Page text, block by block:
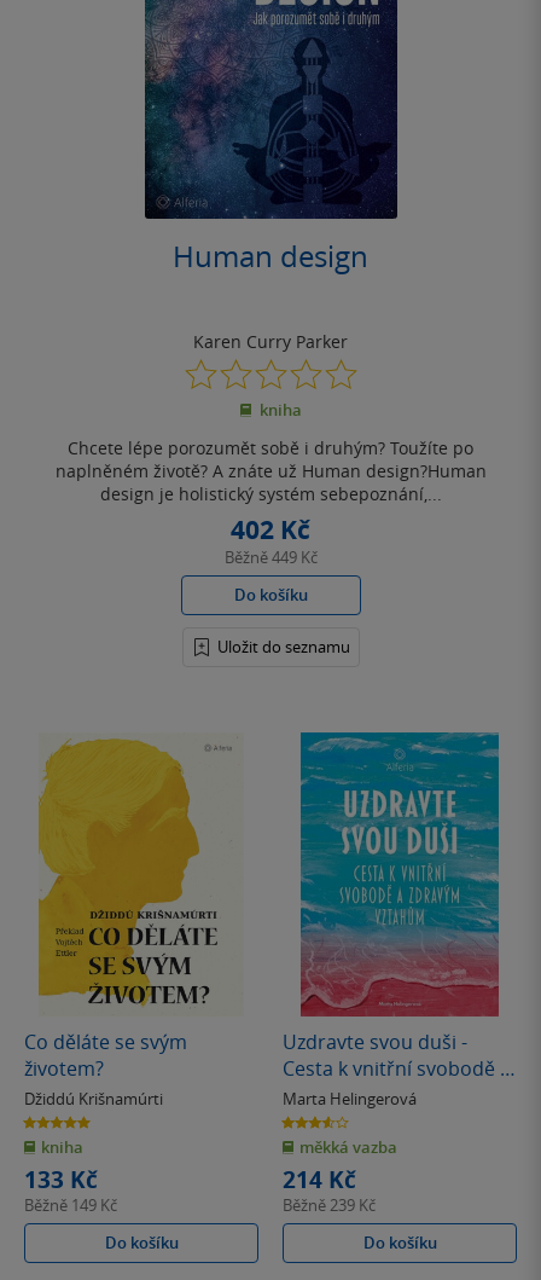
Human design
Karen Curry Parker
0.0
z
5
kniha
Chcete lépe porozumět sobě i druhým? Toužíte po
naplněném životě? A znáte už Human design?Human
design je holistický systém sebepoznání,...
402 Kč
Běžně449 Kč
Do košíku
Uložit do seznamu
Co děláte se svým
životem?
Džiddú Krišnamúrti
5.0
z
5
hvězdiček
kniha
133 Kč
Běžně 149 Kč
Do košíku
Uzdravte svou duši -
Cesta k vnitřní svobodě a
zdravým vztahům
Marta Helingerová
3.6
z
5
hvězdiček
měkká vazba
214 Kč
Běžně239 Kč
Do košíku